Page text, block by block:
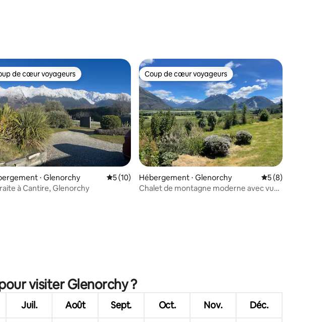
5
5
sur la base de 47 commentaires : 4,94 sur 5
de cœur voyageurs
de cœur voyageurs
⋅ Glenorchy Évaluation moyenne sur la base de 10 commentaires : 5 sur 5
5 (10)
à Cantire, Glenorchy
Coup de cœur voyageurs
Coup de cœur voyageurs
Hébergement ⋅ Glenorchy Évaluation
5 (8)
Chalet de montagne moderne avec vue
visiter Glenorchy ?
Juil. Août Sept. Oct. Nov. Déc.